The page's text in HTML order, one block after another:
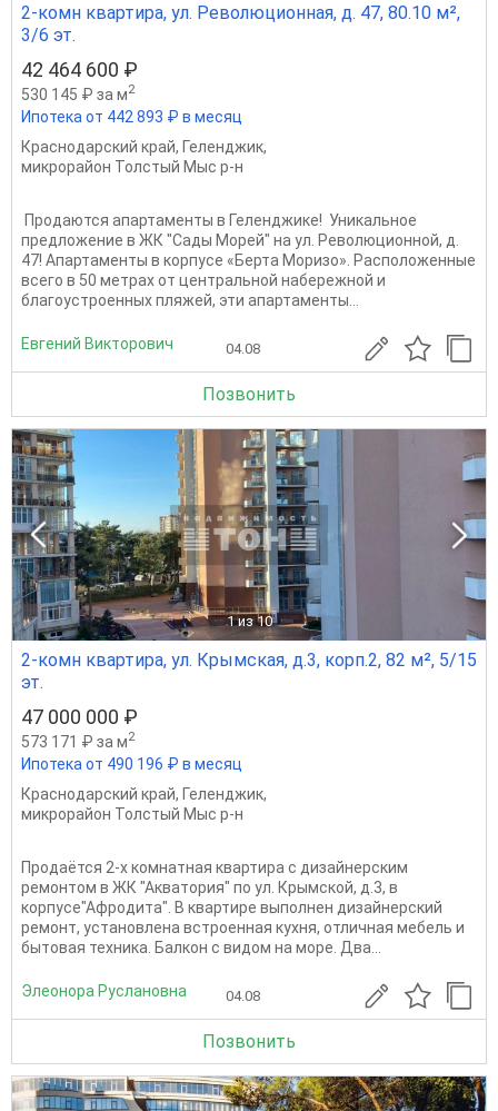
2-комн квартира, ул. Революционная, д. 47, 80.10 м²,
3/6 эт.
42 464 600 ₽
530 145 ₽ за м2
Ипотека от 442 893 ₽ в месяц
Краснодарский край, Геленджик,
микрорайон Толстый Мыс р-н
️ Продаются апартаменты в Геленджике! ️ Уникальное
предложение в ЖК "Сады Морей" на ул. Революционной, д.
47! Апартаменты в корпусе «Берта Моризо». Расположенные
всего в 50 метрах от центральной набережной и
благоустроенных пляжей, эти апартаменты...
Евгений Викторович 04.08
Позвонить
1 из 10
2-комн квартира, ул. Крымская, д.3, корп.2, 82 м², 5/15
эт.
47 000 000 ₽
573 171 ₽ за м2
Ипотека от 490 196 ₽ в месяц
Краснодарский край, Геленджик,
микрорайон Толстый Мыс р-н
Продаётся 2-x комнaтная квартира с дизайнepcким
ремонтoм в ЖК "Акватория" по ул. Крымской, д.3, в
корпусе"Афродита". В квартире выполнен дизайнерский
ремонт, установлена встроенная кухня, отличная мебель и
бытовая техника. Балкон с видом на море. Два...
Элеонора Руслановна 04.08
Позвонить